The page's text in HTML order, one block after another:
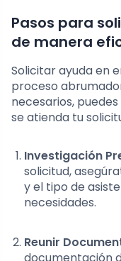
Pasos para
de manera
Solicitar ayuda en
proceso
necesarios,
se atienda tu
Investigación
solicitud,
y el tipo de
necesidades.
Reunir
documentación